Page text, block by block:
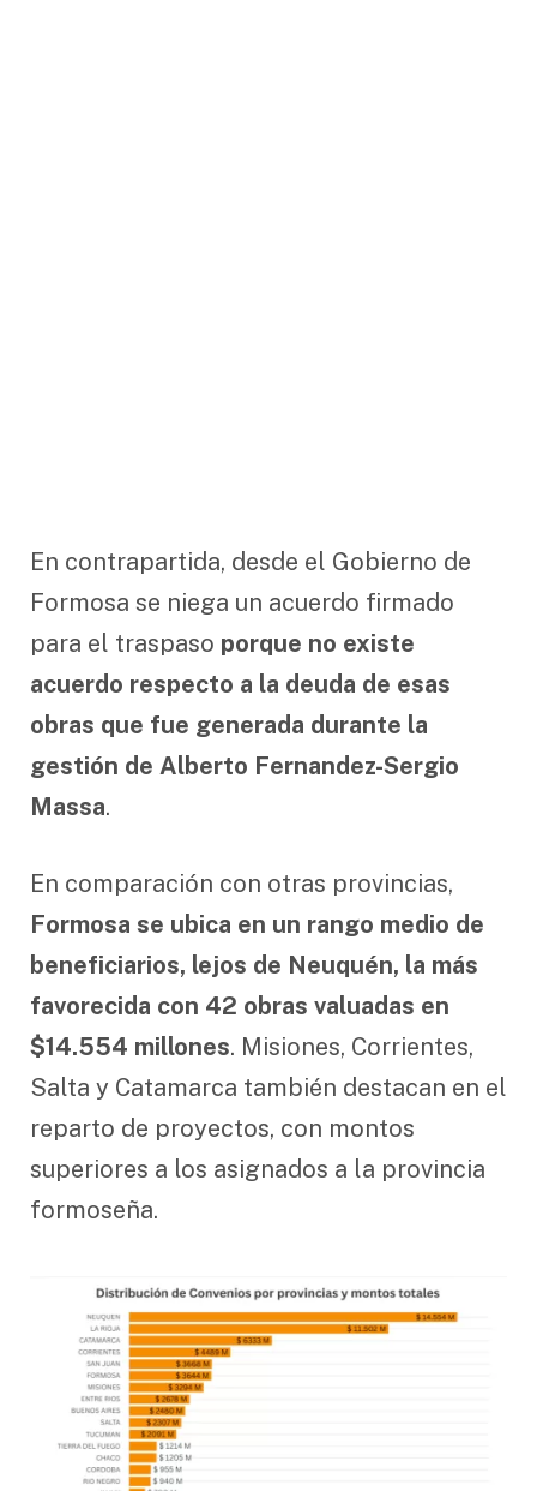
En contrapartida, desde el Gobierno de
Formosa se niega un acuerdo firmado
para el traspaso porque no existe
acuerdo respecto a la deuda de esas
obras que fue generada durante la
gestión de Alberto Fernandez-Sergio
Massa.
En comparación con otras provincias,
Formosa se ubica en un rango medio de
beneficiarios, lejos de Neuquén, la más
favorecida con 42 obras valuadas en
$14.554 millones. Misiones, Corrientes,
Salta y Catamarca también destacan en el
reparto de proyectos, con montos
superiores a los asignados a la provincia
formoseña.